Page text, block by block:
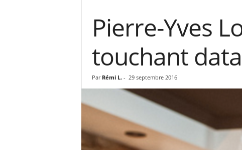
Pierre-Yves
touchant
Par Rémi L. - 29 septembre 2016